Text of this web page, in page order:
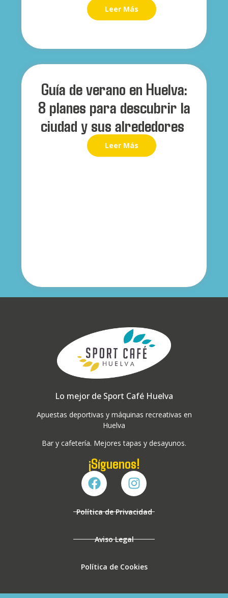
Leer Más
Guía de verano en Huelva:
8 planes para descubrir la
ciudad y sus alrededores
Leer Más
Lo mejor de Sport Café Huelva
Apuestas deportivas y máquinas recreativas en
Huelva
Bar y cafetería. Mejores tapas y desayunos.
¡Síguenos!
Política de Privacidad
Aviso Legal
Política de Cookies